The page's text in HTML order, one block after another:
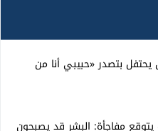
بتصدر «حبيبي أنا من
مفاجأة: البشر قد يصبحون